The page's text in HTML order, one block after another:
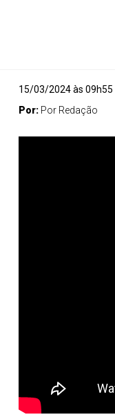
15/03/2024 às 09h55
Por: Por Redação